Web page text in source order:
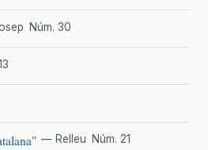
Núm. 30
— Relleu Núm. 21